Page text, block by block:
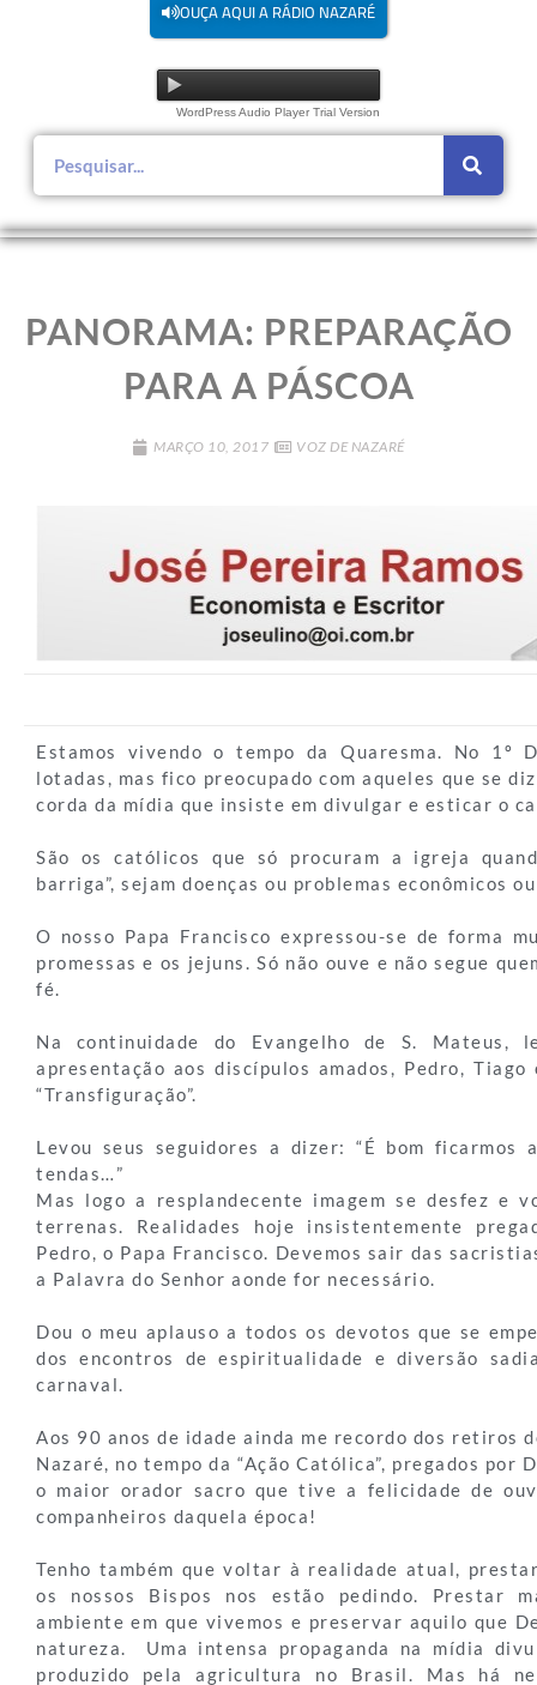
OUÇA AQUI A RÁDIO NAZARÉ
WordPress Audio Player Trial Version
PANORAMA: PREPARAÇÃO
PARA A PÁSCOA
MARÇO 10, 2017 VOZ DE NAZARÉ
Estamos vivendo o tempo da Quaresma. No 1º
lotadas, mas fico preocupado com aqueles que se
corda da mídia que insiste em divulgar e esticar o
São os católicos que só procuram a igreja
barriga”, sejam doenças ou problemas econômicos
O nosso Papa Francisco expressou-se de forma
promessas e os jejuns. Só não ouve e não segue
fé.
Na continuidade do Evangelho de S. Mateus,
apresentação aos discípulos amados, Pedro,
“Transfiguração”.
Levou seus seguidores a dizer: “É bom ficarmos
tendas…”
Mas logo a resplandecente imagem se desfez e
terrenas. Realidades hoje insistentemente
Pedro, o Papa Francisco. Devemos sair das
a Palavra do Senhor aonde for necessário.
Dou o meu aplauso a todos os devotos que se
dos encontros de espiritualidade e diversão
carnaval.
Aos 90 anos de idade ainda me recordo dos retiros
Nazaré, no tempo da “Ação Católica”, pregados por
o maior orador sacro que tive a felicidade de
companheiros daquela época!
Tenho também que voltar à realidade atual,
os nossos Bispos nos estão pedindo. Prestar
ambiente em que vivemos e preservar aquilo que
natureza. Uma intensa propaganda na mídia
produzido pela agricultura no Brasil. Mas há